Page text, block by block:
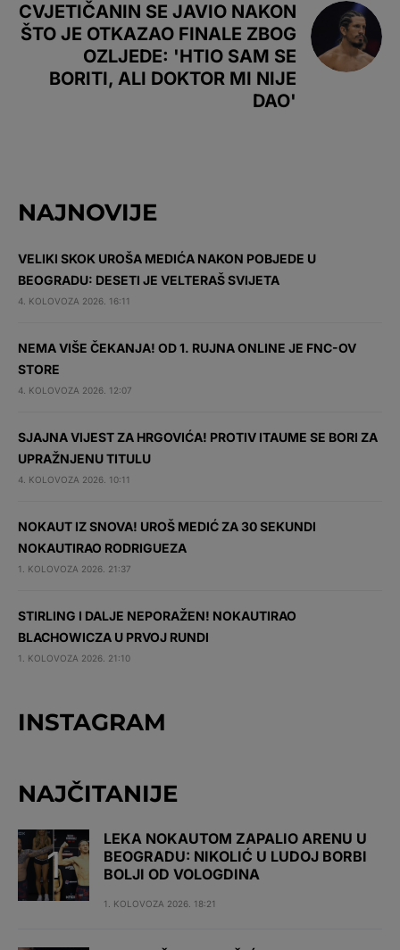
CVJETIČANIN SE JAVIO NAKON
ŠTO JE OTKAZAO FINALE ZBOG
OZLJEDE: 'HTIO SAM SE
BORITI, ALI DOKTOR MI NIJE
DAO'
NAJNOVIJE
VELIKI SKOK UROŠA MEDIĆA NAKON POBJEDE U
BEOGRADU: DESETI JE VELTERAŠ SVIJETA
4. KOLOVOZA 2026. 16:11
NEMA VIŠE ČEKANJA! OD 1. RUJNA ONLINE JE FNC-OV
STORE
4. KOLOVOZA 2026. 12:07
SJAJNA VIJEST ZA HRGOVIĆA! PROTIV ITAUME SE BORI ZA
UPRAŽNJENU TITULU
4. KOLOVOZA 2026. 10:11
NOKAUT IZ SNOVA! UROŠ MEDIĆ ZA 30 SEKUNDI
NOKAUTIRAO RODRIGUEZA
1. KOLOVOZA 2026. 21:37
STIRLING I DALJE NEPORAŽEN! NOKAUTIRAO
BLACHOWICZA U PRVOJ RUNDI
1. KOLOVOZA 2026. 21:10
INSTAGRAM
NAJČITANIJE
LEKA NOKAUTOM ZAPALIO ARENU U
BEOGRADU: NIKOLIĆ U LUDOJ BORBI
BOLJI OD VOLOGDINA
1. KOLOVOZA 2026. 18:21